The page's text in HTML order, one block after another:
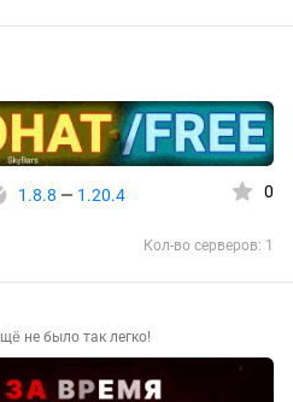
1.8.8 — 1.20.4 0
Кол-во серверов: 1
не было так легко!